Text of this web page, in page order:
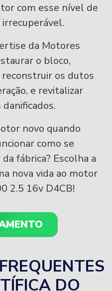
com esse nível de
da Motores
o bloco,
reconstruir os dutos
e revitalizar
novo quando
como se
fábrica? Escolha a
nova vida ao motor
2.5 16v D4CB!
DO